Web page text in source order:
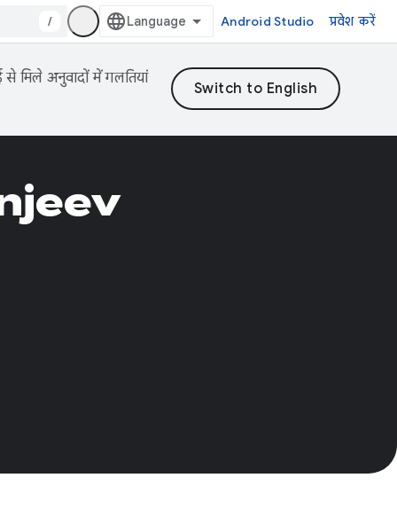
/ Android Studio प्रवेश करें
मिले अनुवादों में गलतियां